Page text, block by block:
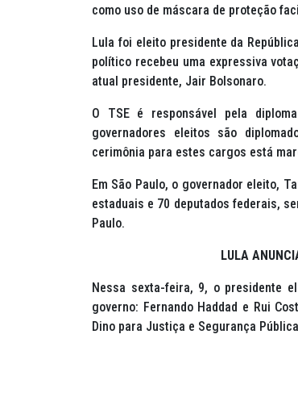
como uso de máscara de proteção
Lula foi eleito presidente da
político recebeu uma expressiva
atual presidente, Jair Bolsonaro.
O TSE é responsável pela
governadores eleitos são
cerimônia para estes cargos está
Em São Paulo, o governador eleito,
estaduais e 70 deputados federais,
Paulo.
LULA
Nessa sexta-feira, 9, o presidente
governo: Fernando Haddad e Rui
Dino para Justiça e Segurança